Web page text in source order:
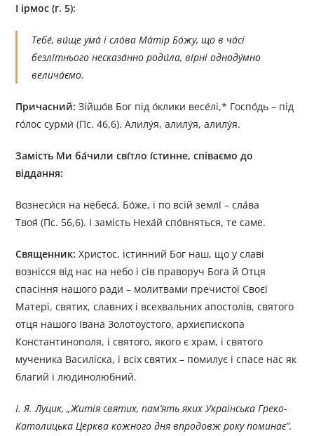
I ірмос (г. 5):
Тебе́, ви́ще ума́ і сло́ва Ма́тір Бо́жу, що в ча́сі
безлі́тнього несказа́нно роди́ла, ві́рні одноду́мно
велича́ємо.
Причасний: Зійшо́в Бог під о́клики весе́лі,* Госпо́дь – під
го́лос сурми́ (Пс. 46,6). Алилу́я, алилу́я, алилу́я.
Замість Ми ба́чили сві́тло і́стинне, співаємо до
віддання:
Вознеси́ся на небеса́, Бо́же, і по всій землі́ – сла́ва
Твоя́ (Пс. 56,6). I замість Неха́й спо́вняться, те саме.
Священник:Христос, істинний Бог наш, що у славі
вознісся від нас на небо і сів праворуч Бога й Отця
спасіння нашого ради – молитвами пречистої Своєї
Матері, святих, славних і всехвальних апостолів, святого
отця нашого Івана Золотоустого, архиєпископа
Константинополя, і святого, якого є храм, і святого
мученика Василіска, і всіх святих – помилує і спасе нас як
благий і людинолюбний.
І. Я. Луцик, „Житія святих, пам’ять яких Українська Греко-
Католицька Церква кожного дня впродовж року поминає”.